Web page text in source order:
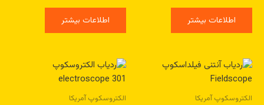
اطلاعات بیشتر اطلاعات بیشتر
الکتروسکوپ آمریکا الکتروسکوپ آمریکا